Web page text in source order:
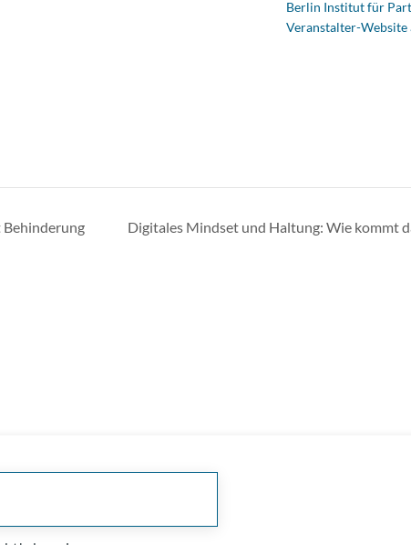
Berlin Institut für
Veranstalter-Website
Digitales Mindset und Haltung: Wie kommt